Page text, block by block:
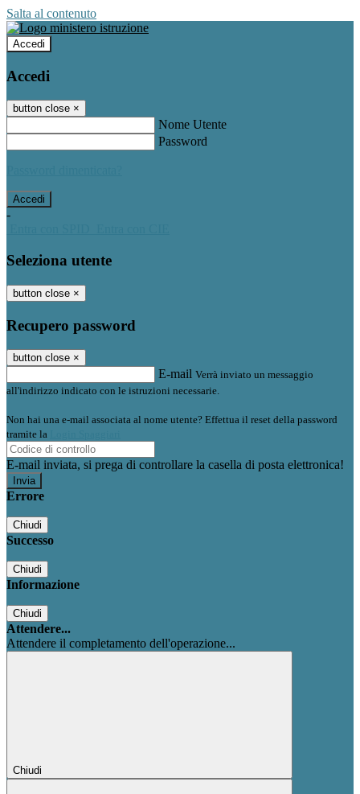
Salta al contenuto
Accedi
Accedi
button close ×
Nome Utente
Password
-
Seleziona utente
button close ×
Recupero password
button close ×
E-mail Verrà inviato un messaggio
all'indirizzo indicato con le istruzioni necessarie.
Non hai una e-mail associata al nome utente? Effettua il reset della password
tramite la
E-mail inviata, si prega di controllare la casella di posta elettronica!
Errore
Chiudi
Successo
Chiudi
Informazione
Chiudi
Attendere...
Attendere il completamento dell'operazione...
Chiudi